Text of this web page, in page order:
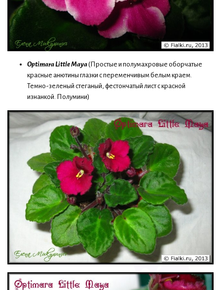
Optimara Little Maya(Простые и полумахровые оборчатые
красные анютины глазки с переменчивым белым краем.
Темно-зеленый стеганый, фестончатый лист с красной
изнанкой. Полумини)